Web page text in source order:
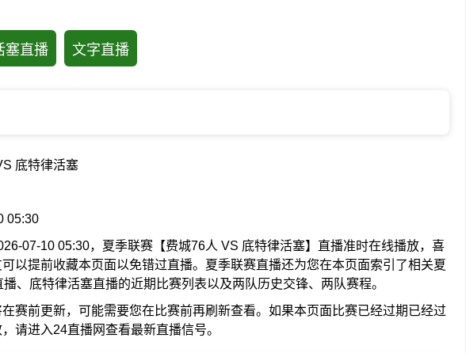
塞直播 文字直播
底特律活塞
05:30
07-10 05:30，夏季联赛【费城76人 VS 底特律活塞】直播准时在线播放，喜
以提前收藏本页面以免错过直播。夏季联赛直播还为您在本页面索引了相关夏
、底特律活塞直播的近期比赛列表以及两队历史交锋、两队赛程。
在赛前更新，可能需要您在比赛前再刷新查看。如果本页面比赛已经过期已经过
请进入24直播网查看最新直播信号。